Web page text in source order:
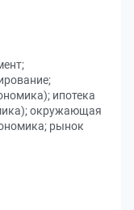
ипотека
окружающая
рынок